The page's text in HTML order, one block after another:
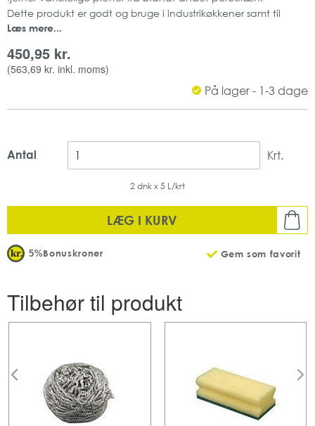
Dette produkt er godt og bruge i industrikøkkener samt til
privat brug. Produktet løsner madrester og andet skidt fra
Fra Diversey
indeholder klor
Læs mere...
450,95 kr.
(563,69 kr. inkl. moms)
På lager - 1-3 dage
Antal Krt.
2 dnk x 5 L/krt
LÆG I KURV
Gem som favorit
5%Bonuskroner
Tilbehør til produkt